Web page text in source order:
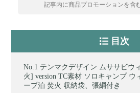
記事内に商品プロモーションを含
目次
テンマクデザイン ムササビウ
火] version TC素材 ソロキャンプ ウ
ープ泊 焚火 収納袋、張綱付き